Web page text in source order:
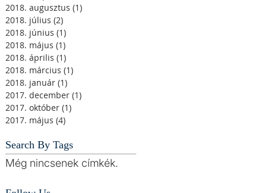
2018. augusztus (1)
2018. július (2)
2018. június (1)
2018. május (1)
2018. április (1)
2018. március (1)
2018. január (1)
2017. december (1)
2017. október (1)
2017. május (4)
Search By Tags
Még nincsenek címkék.